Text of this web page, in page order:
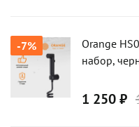
-7%
Orange
набор,
1 250 ₽